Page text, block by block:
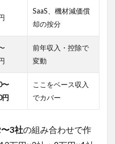
SaaS、機材減価償
却の按分
前年収入・控除で
変動
〜
円
ここをベース収入
でカバー
3社の組み合わせで作